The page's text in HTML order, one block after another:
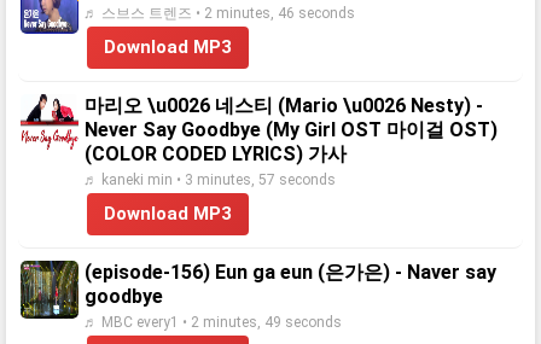
♬ 스브스 트렌즈 • 2 minutes, 46 seconds
Download MP3
마리오 \u0026 네스티 (Mario \u0026 Nesty) -
Never Say Goodbye (My Girl OST 마이걸 OST)
(COLOR CODED LYRICS) 가사
♬ kaneki min • 3 minutes, 57 seconds
Download MP3
(episode-156) Eun ga eun (은가은) - Naver say
goodbye
♬ MBC every1 • 2 minutes, 49 seconds